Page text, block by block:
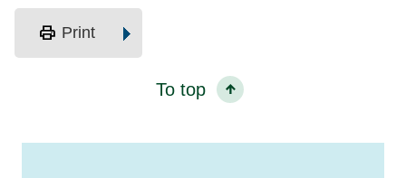
print Print
To top